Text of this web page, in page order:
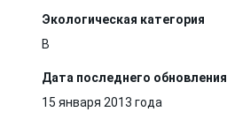
Экологическая категория
B
Дата последнего обновления
15 января 2013 года